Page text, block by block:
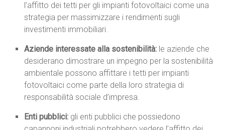
l’affitto dei tetti per gli impianti fotovoltaici come una
strategia per massimizzare i rendimenti sugli
investimenti immobiliari.
Aziende interessate alla sostenibilità: le aziende che
desiderano dimostrare un impegno per la sostenibilità
ambientale possono affittare i tetti per impianti
fotovoltaici come parte della loro strategia di
responsabilità sociale d’impresa.
Enti pubblici: gli enti pubblici che possiedono